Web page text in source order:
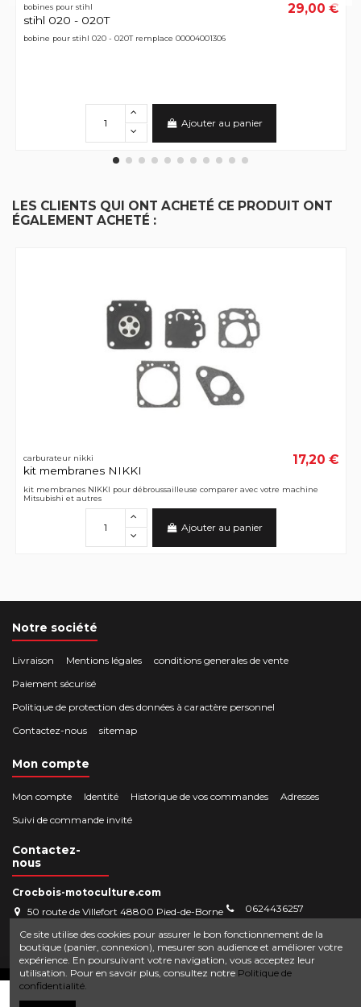
bobines pour stihl
stihl 020 - 020T
29,00 €
bobine pour stihl 020 - 020T remplace 00004001306
Ajouter au panier
LES CLIENTS QUI ONT ACHETÉ CE PRODUIT ONT
ÉGALEMENT ACHETÉ :
carburateur nikki
kit membranes NIKKI
17,20 €
kit membranes NIKKI pour débroussailleuse comparer avec votre machine
Mitsubishi et autres
Ajouter au panier
Notre société
Livraison Mentions légales
conditions generales de vente
Paiement sécurisé
Politique de protection des données à caractère personnel
Contactez-nous
sitemap
Mon compte
Mon compte Identité Historique de vos commandes
Adresses
Suivi de commande invité
Contactez-
nous
Crocbois-motoculture.com
50 route de Villefort 48800 Pied-de-Borne
0624436257
contact@crocbois-motoculture.com
© Copyright 2025 Crocbois-motoculture.com. All Rights Reserved.
Ce site utilise des cookies pour assurer le bon fonctionnement de la
boutique (panier, connexion), mesurer son audience et améliorer votre
expérience. En poursuivant votre navigation, vous acceptez leur
utilisation. Pour en savoir plus, consultez notre Politique de
confidentialité.